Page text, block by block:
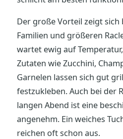
Der große Vorteil zeigt sich
Familien und größeren
wartet ewig auf
Zutaten wie Zucchini,
Garnelen lassen sich gut
festzukleben. Auch bei der
langen Abend ist eine
angenehm. Ein weiches
reichen oft schon aus.